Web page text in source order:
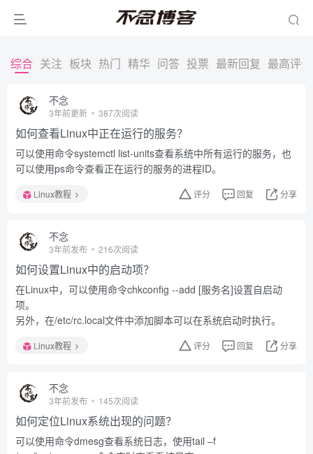
综合 关注 板块 热门 精华 问答 投票 最新回复 最高评分
不念
3年前更新 387次阅读
如何查看Linux中正在运行的服务？
可以使用命令systemctl list-units查看系统中所有运行的服务，也
可以使用ps命令查看正在运行的服务的进程ID。
Linux教程 评分 回复 分享
不念
3年前发布 216次阅读
如何设置Linux中的启动项？
在Linux中，可以使用命令chkconfig --add [服务名]设置自启动
项。
另外，在/etc/rc.local文件中添加脚本可以在系统启动时执行。
Linux教程 评分 回复 分享
不念
3年前发布 145次阅读
如何定位Linux系统出现的问题？
可以使用命令dmesg查看系统日志，使用tail –f